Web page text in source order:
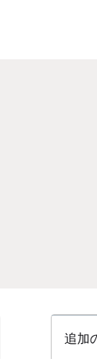
追加